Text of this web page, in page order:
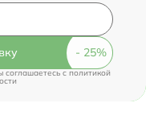
соглашаетесь c политикой